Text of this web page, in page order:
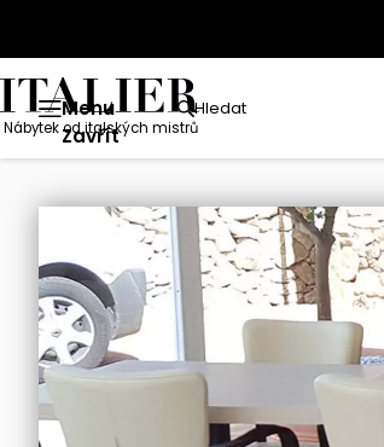
Menu
Zavřít
Hledat
Nábytek od italských mistrů
Kolekce nábytku